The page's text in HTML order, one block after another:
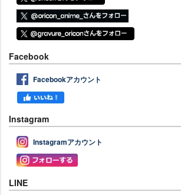
Facebook
Facebookアカウント
Instagram
Instagramアカウント
LINE